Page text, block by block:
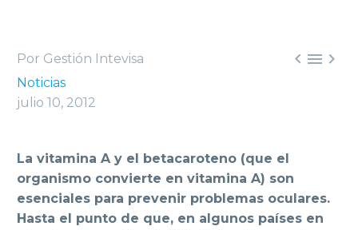
  
Por Gestión Intevisa
Noticias
julio 10, 2012
La vitamina A y el betacaroteno (que el
organismo convierte en vitamina A) son
esenciales para prevenir problemas oculares.
Hasta el punto de que, en algunos países en